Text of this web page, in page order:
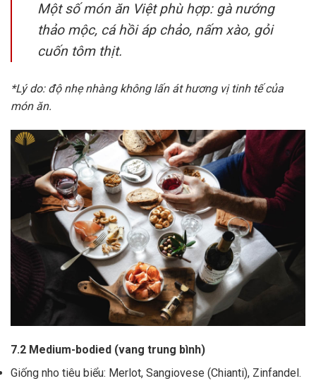
Một số món ăn Việt phù hợp: gà nướng
thảo mộc, cá hồi áp chảo, nấm xào, gỏi
cuốn tôm thịt.
*Lý do: độ nhẹ nhàng không lấn át hương vị tinh tế của
món ăn.
7.2 Medium-bodied (vang trung bình)
Giống nho tiêu biểu: Merlot, Sangiovese (Chianti), Zinfandel.